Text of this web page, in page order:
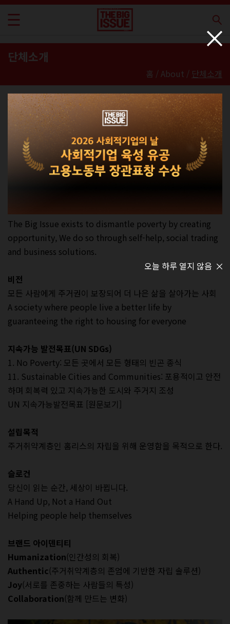
단체소개
홈 / About / 단체소개
당신이 읽는 순간, 세상이 바뀝니다!
빅이슈코리아
The Big Issue exists to dismantle poverty by creating
opportunity, We do so through self-help, social trading
and business solutions.
비전
모든 사람에게 주거권이 보장되어 더 나은 삶을 살아가는 사회
A society where people live a better life by
guaranteeing the right to housing for everyone
지속가능 발전목표(UN SDGs)
1. No Poverty: 모든 곳에서 모든 형태의 빈곤 종식
11. Sustainable Cities and Communities: 포용적이고 안전
하며 회복력 있고 지속가능한 도시와 주거지 조성
UN 지속가능발전목표 [원문보기]
설립목적
주거취약계층인 홈리스의 자립을 위해 운영함을 목적으로 한다.
슬로건
당신이 읽는 순간, 세상이 바뀝니다.
A Hand Up, Not a Hand Out
Helping people help themselves
브랜드 아이덴티티
Humanization(인간성의 회복)
Authentic(주거취약계층의 존엄에 기반한 자립 솔루션)
Joy(서로를 존중하는 사람들의 특성)
Collaboration(함께 만드는 변화)
오늘 하루 열지 않음